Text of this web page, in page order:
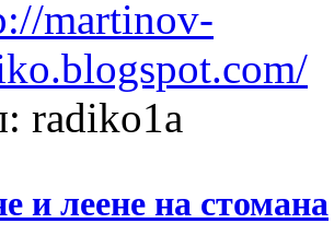
radiko1a
и леене на стомана